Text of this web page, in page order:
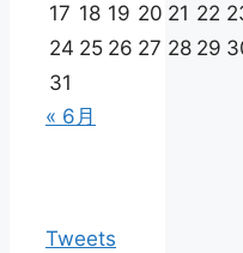
17 18 19 20 21 22
24 25 26 27 28 29
31
« 6月
Tweets